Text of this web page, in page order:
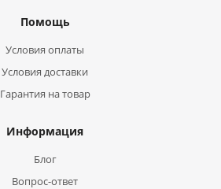
Помощь
Условия оплаты
Условия доставки
Гарантия на товар
Информация
Блог
Вопрос-ответ